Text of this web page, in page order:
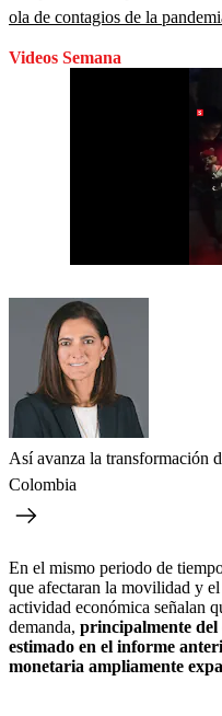
ola de contagios de la
Videos Semana
Así avanza la transformación
Colombia
En el mismo periodo de
que afectaran la movilidad y
actividad económica señalan
demanda, principalmente del
estimado en el informe
monetaria ampliamente